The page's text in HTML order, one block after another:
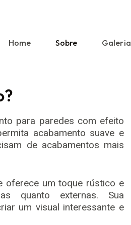
Home Sobre Galeria
para paredes com efeito
acabamento suave e
de acabamentos mais
oferece um toque rústico e
quanto externas. Sua
um visual interessante e